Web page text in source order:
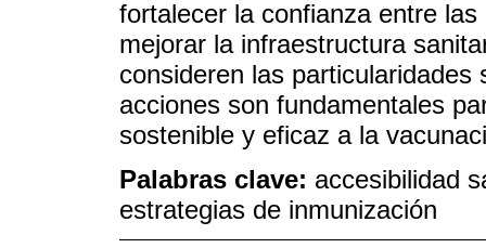
fortalecer la confianza entre
mejorar la infraestructura
consideren las
acciones son fundamentales
sostenible y eficaz a la
Palabras clave: accesibilidad
estrategias de inmunización